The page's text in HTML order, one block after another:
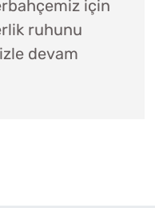
için
ruhunu
devam